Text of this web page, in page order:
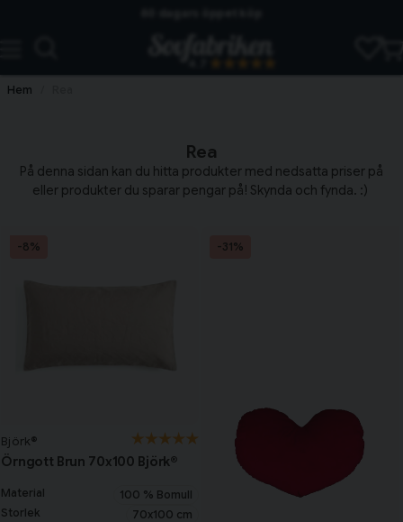
Snabba leveranser
Hem
Rea
På denna sidan kan du hitta produkter med nedsatta priser på
eller produkter du sparar pengar på! Skynda och fynda. :)
Björk®
Örngott Brun 70x100 Björk®
Material
100 % Bomull
Storlek
70x100 cm
-8% -31%